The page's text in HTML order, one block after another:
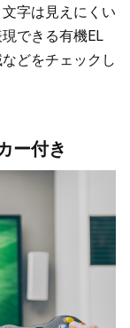
字は見えにくい
できる有機EL
どをチェックし
ー付き